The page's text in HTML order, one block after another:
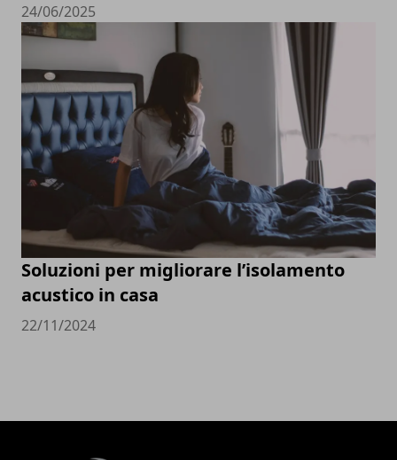
24/06/2025
Soluzioni per migliorare l’isolamento
acustico in casa
22/11/2024